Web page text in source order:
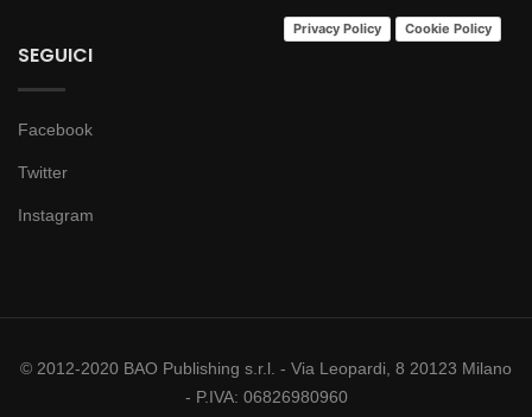
Privacy Policy Cookie Policy
SEGUICI
Facebook
Twitter
Instagram
© 2012-2020 BAO Publishing s.r.l. - Via Leopardi, 8 20123 Milano
- P.IVA: 06826980960